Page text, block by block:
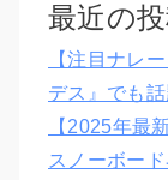
最近の
【注目ナレ
デス』でも
【2025年最
スノーボー